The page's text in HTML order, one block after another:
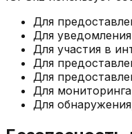
Для
Для
Для участия в
Для
Для
Для
Для